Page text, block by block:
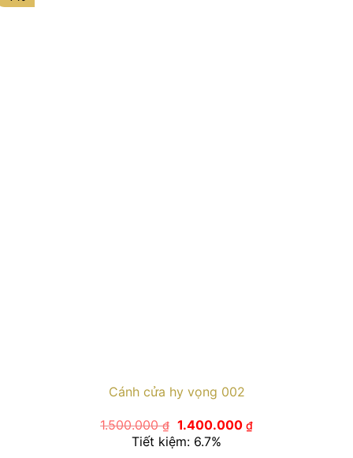
Cánh cửa hy vọng 002
1.500.000₫ Giá
gốc
là:
1.400.000 ₫Giá
hiện
Tiết kiệm: 6.7%